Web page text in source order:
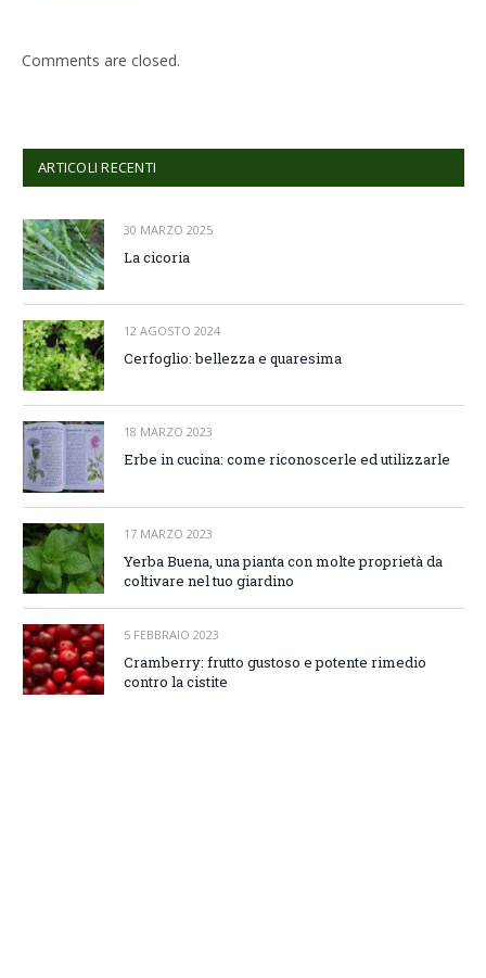
Comments are closed.
ARTICOLI RECENTI
30 MARZO 2025
La cicoria
12 AGOSTO 2024
Cerfoglio: bellezza e quaresima
18 MARZO 2023
Erbe in cucina: come riconoscerle ed utilizzarle
17 MARZO 2023
Yerba Buena, una pianta con molte proprietà da
coltivare nel tuo giardino
5 FEBBRAIO 2023
Cramberry: frutto gustoso e potente rimedio
contro la cistite